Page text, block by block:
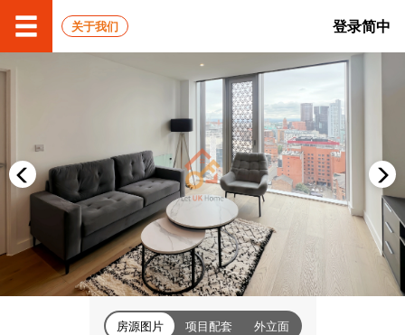
关于我们 登录简中
房源图片 项目配套 外立面